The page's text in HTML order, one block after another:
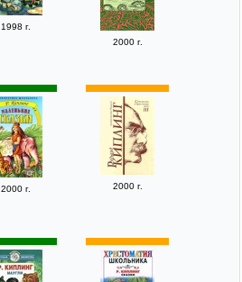
1998 г.
2000 г.
2000 г. 2000 г.